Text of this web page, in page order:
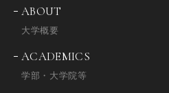
ABOUT
大学概要
ACADEMICS
学部・大学院等